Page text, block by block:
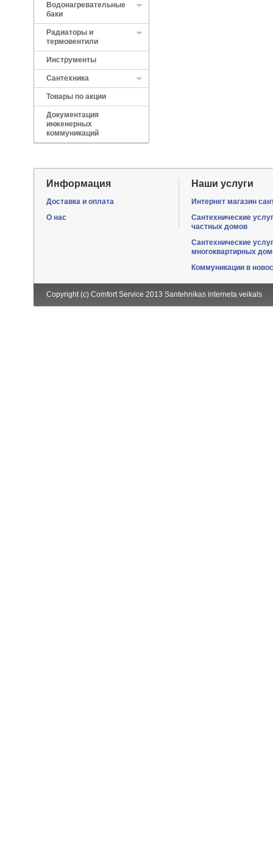
Водонагревательные
баки
Радиаторы и
термовентили
Инструменты
Сантехника
Товары по акции
Документация
инженерных
коммуникаций
Информация
Доставка и оплата
О нас
Наши услуги
Интернет магазин
Сантехнические
частных домов
Сантехнические
многоквартирных
Коммуникации в
Copyright (c) Comfort Service 2013 Santehnikas interneta veikals